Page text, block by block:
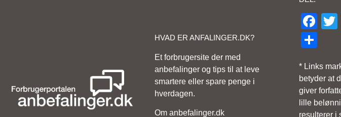
HVAD ER ANFALINGER.DK?
Et forbrugersite der med
anbefalinger og tips til at leve
smartere eller spare penge i
hverdagen.
Om anbefalinger.dk
* Links
betyder at
giver
lille
resulterer i